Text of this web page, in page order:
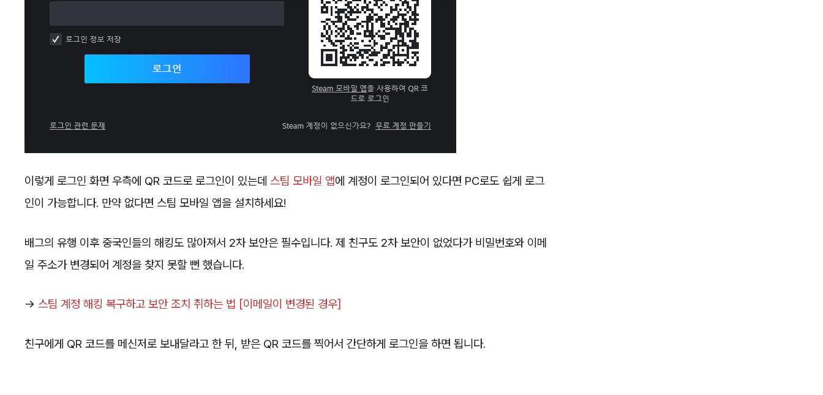
이렇게 로그인 화면 우측에 QR 코드로 로그인이 있는데 스팀 모바일 앱에 계정이 로그인되어 있다면 PC로도 쉽게 로그
인이 가능합니다. 만약 없다면 스팀 모바일 앱을 설치하세요!
배그의 유행 이후 중국인들의 해킹도 많아져서 2차 보안은 필수입니다. 제 친구도 2차 보안이 없었다가 비밀번호와 이메
일 주소가 변경되어 계정을 찾지 못할 뻔 했습니다.
→ 스팀 계정 해킹 복구하고 보안 조치 취하는 법 [이메일이 변경된 경우]
친구에게 QR 코드를 메신저로 보내달라고 한 뒤, 받은 QR 코드를 찍어서 간단하게 로그인을 하면 됩니다.